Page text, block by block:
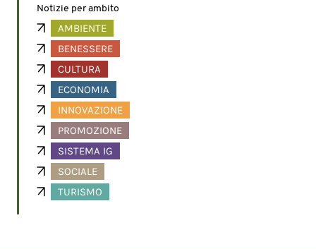
Notizie per ambito
AMBIENTE
BENESSERE
CULTURA
ECONOMIA
INNOVAZIONE
PROMOZIONE
SISTEMA IG
SOCIALE
TURISMO